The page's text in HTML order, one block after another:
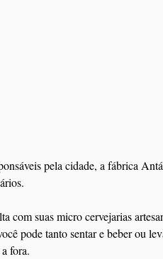
pela cidade, a fábrica
com suas micro cervejarias
pode tanto sentar e beber ou
fora.